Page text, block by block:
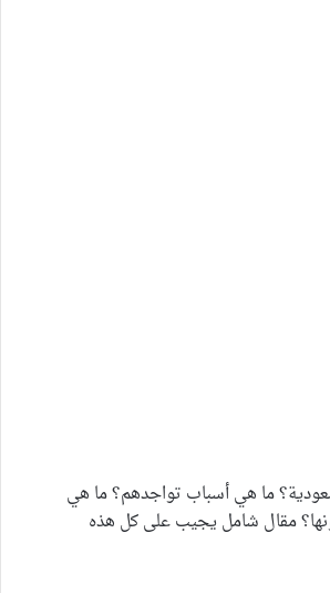
ما هي أسباب تواجدهم؟ ما هي
مقال شامل يجيب على كل هذه